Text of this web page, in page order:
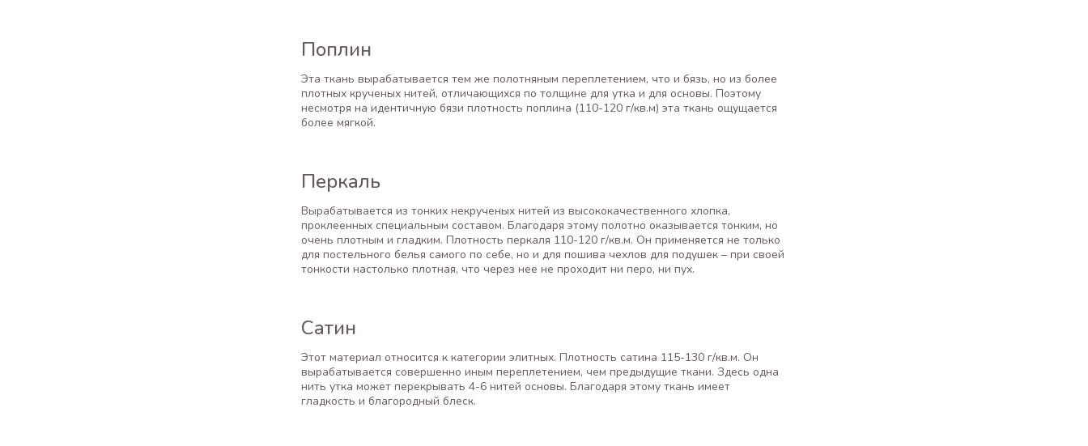
Поплин
Эта ткань вырабатывается тем же полотняным переплетением, что и бязь, но из более
плотных крученых нитей, отличающихся по толщине для утка и для основы. Поэтому
несмотря на идентичную бязи плотность поплина (110-120 г/кв.м) эта ткань ощущается
более мягкой.
Перкаль
Вырабатывается из тонких некрученых нитей из высококачественного хлопка,
проклеенных специальным составом. Благодаря этому полотно оказывается тонким, но
очень плотным и гладким. Плотность перкаля 110-120 г/кв.м. Он применяется не только
для постельного белья самого по себе, но и для пошива чехлов для подушек – при своей
тонкости настолько плотная, что через нее не проходит ни перо, ни пух.
Сатин
Этот материал относится к категории элитных. Плотность сатина 115-130 г/кв.м. Он
вырабатывается совершенно иным переплетением, чем предыдущие ткани. Здесь одна
нить утка может перекрывать 4-6 нитей основы. Благодаря этому ткань имеет
гладкость и благородный блеск.